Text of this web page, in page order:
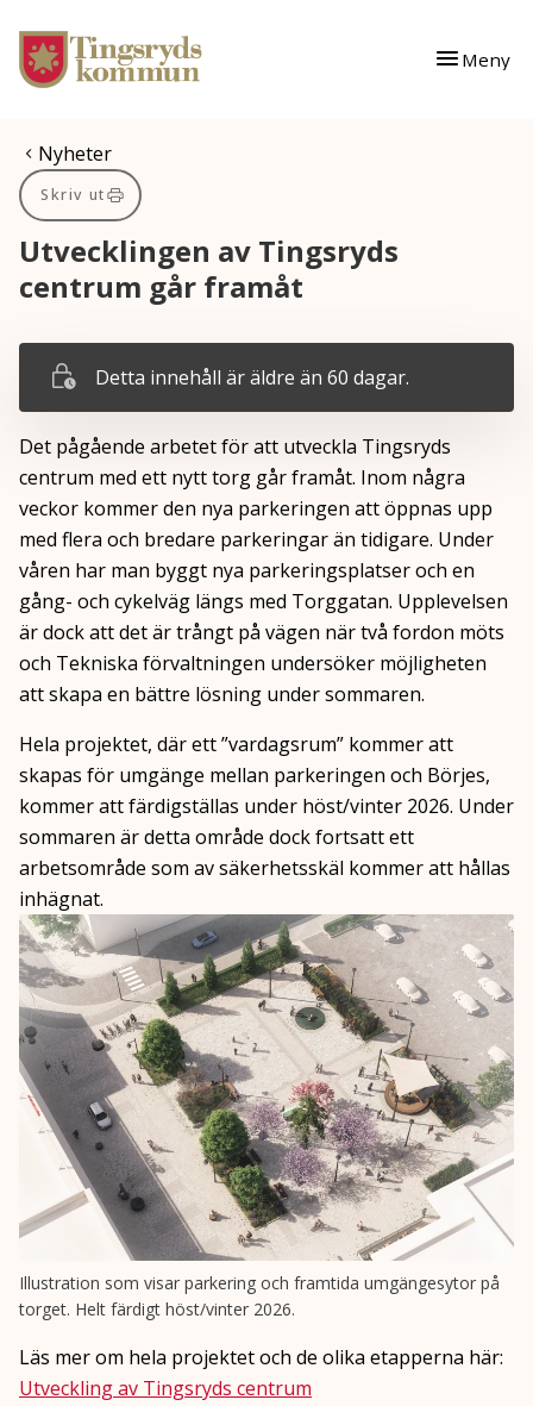
Gå till innehåll
Gå till huvudmeny
Meny
Du är här:
Nyheter
Skriv ut
Utvecklingen av Tingsryds
centrum går framåt
Detta innehåll är äldre än 60 dagar.
Det pågående arbetet för att utveckla Tingsryds
centrum med ett nytt torg går framåt. Inom några
veckor kommer den nya parkeringen att öppnas upp
med flera och bredare parkeringar än tidigare. Under
våren har man byggt nya parkeringsplatser och en
gång- och cykelväg längs med Torggatan. Upplevelsen
är dock att det är trångt på vägen när två fordon möts
och Tekniska förvaltningen undersöker möjligheten
att skapa en bättre lösning under sommaren.
Hela projektet, där ett ”vardagsrum” kommer att
skapas för umgänge mellan parkeringen och Börjes,
kommer att färdigställas under höst/vinter 2026. Under
sommaren är detta område dock fortsatt ett
arbetsområde som av säkerhetsskäl kommer att hållas
inhägnat.
Illustration som visar parkering och framtida umgängesytor på
torget. Helt färdigt höst/vinter 2026.
Läs mer om hela projektet och de olika etapperna här:
Utveckling av Tingsryds centrum